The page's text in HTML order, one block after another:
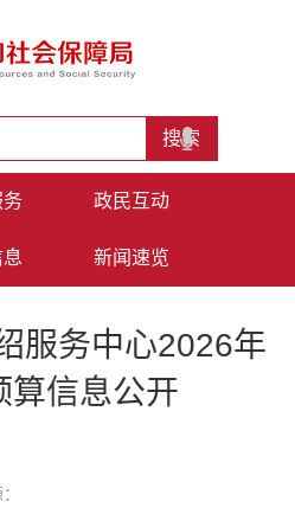
务 政民互动
新闻速览
服务中心2026年
算信息公开